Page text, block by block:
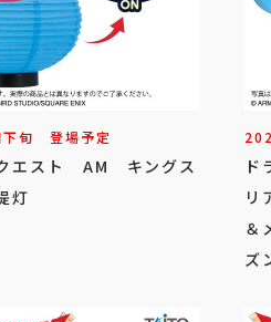
下旬 登場予定
エスト AM キングス
灯
リ
＆
ズ